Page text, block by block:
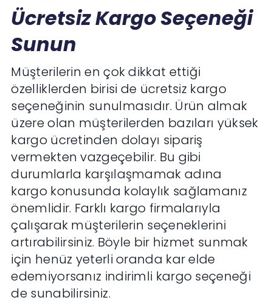
Ücretsiz Kargo Seçeneği
Sunun
Müşterilerin en çok dikkat ettiği
özelliklerden birisi de ücretsiz kargo
seçeneğinin sunulmasıdır. Ürün almak
üzere olan müşterilerden bazıları yüksek
kargo ücretinden dolayı sipariş
vermekten vazgeçebilir. Bu gibi
durumlarla karşılaşmamak adına
kargo konusunda kolaylık sağlamanız
önemlidir. Farklı kargo firmalarıyla
çalışarak müşterilerin seçeneklerini
artırabilirsiniz. Böyle bir hizmet sunmak
için henüz yeterli oranda kar elde
edemiyorsanız indirimli kargo seçeneği
de sunabilirsiniz.